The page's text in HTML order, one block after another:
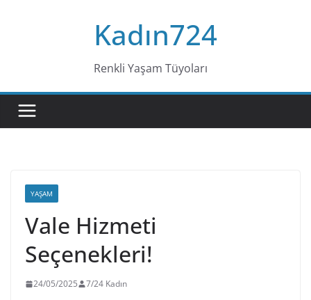
Kadın724
Renkli Yaşam Tüyoları
YAŞAM
Vale Hizmeti
Seçenekleri!
24/05/2025 7/24 Kadın